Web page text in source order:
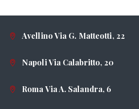
Avellino Via G. Matteotti, 22
Napoli Via Calabritto, 20
Roma Via A. Salandra, 6